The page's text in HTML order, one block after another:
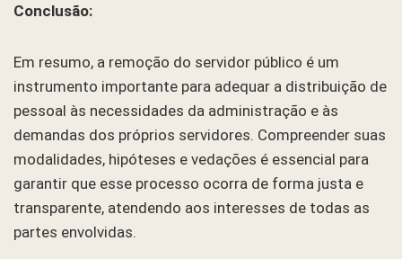
Conclusão:
Em resumo, a remoção do servidor público é um
instrumento importante para adequar a distribuição de
pessoal às necessidades da administração e às
demandas dos próprios servidores. Compreender suas
modalidades, hipóteses e vedações é essencial para
garantir que esse processo ocorra de forma justa e
transparente, atendendo aos interesses de todas as
partes envolvidas.